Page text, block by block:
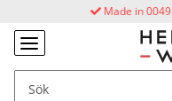
Made in 0049